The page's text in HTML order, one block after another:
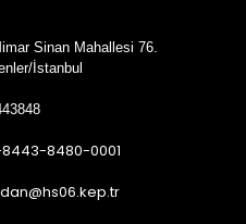
Sinan Mahallesi 76.
İstanbul
8480-0001